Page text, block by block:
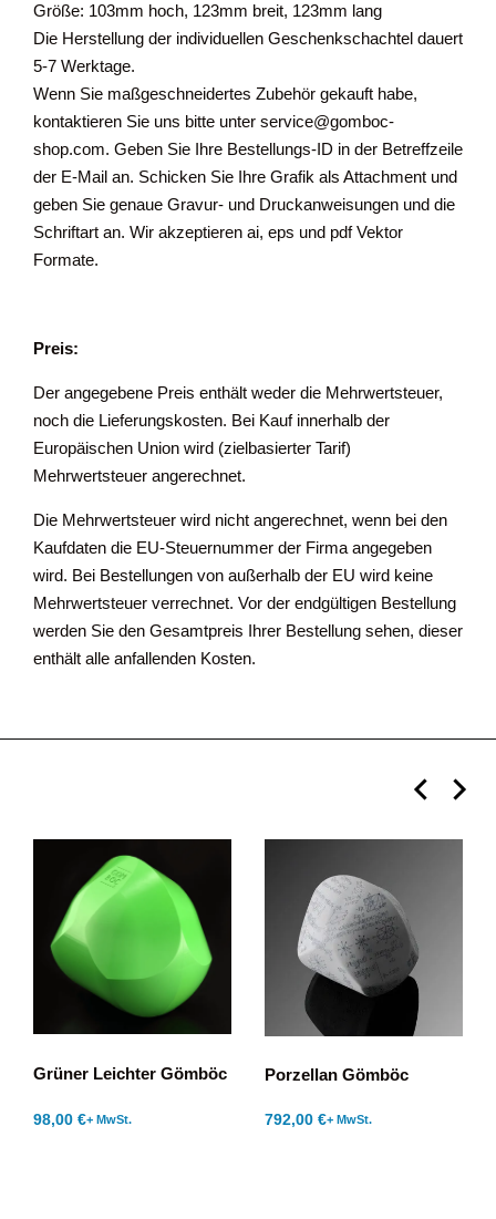
Größe: 103mm hoch, 123mm breit, 123mm lang
Die Herstellung der individuellen Geschenkschachtel dauert
5-7 Werktage.
Wenn Sie maßgeschneidertes Zubehör gekauft habe,
kontaktieren Sie uns bitte unter service@gomboc-
shop.com. Geben Sie Ihre Bestellungs-ID in der Betreffzeile
der E-Mail an. Schicken Sie Ihre Grafik als Attachment und
geben Sie genaue Gravur- und Druckanweisungen und die
Schriftart an. Wir akzeptieren ai, eps und pdf Vektor
Formate.
Preis:
Der angegebene Preis enthält weder die Mehrwertsteuer,
noch die Lieferungskosten. Bei Kauf innerhalb der
Europäischen Union wird (zielbasierter Tarif)
Mehrwertsteuer angerechnet.
Die Mehrwertsteuer wird nicht angerechnet, wenn bei den
Kaufdaten die EU-Steuernummer der Firma angegeben
wird. Bei Bestellungen von außerhalb der EU wird keine
Mehrwertsteuer verrechnet. Vor der endgültigen Bestellung
werden Sie den Gesamtpreis Ihrer Bestellung sehen, dieser
enthält alle anfallenden Kosten.
Grüner Leichter Gömböc
98,00 €+ MwSt.
Porzellan Gömböc
792,00 €+ MwSt.